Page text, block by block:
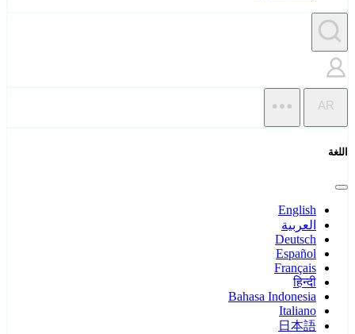
AR
اللغة
English
العربية
Deutsch
Español
Français
हिन्दी
Bahasa Indonesia
Italiano
日本語